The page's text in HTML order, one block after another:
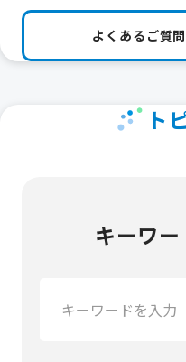
よくあるご質
ト
キーワ
索：